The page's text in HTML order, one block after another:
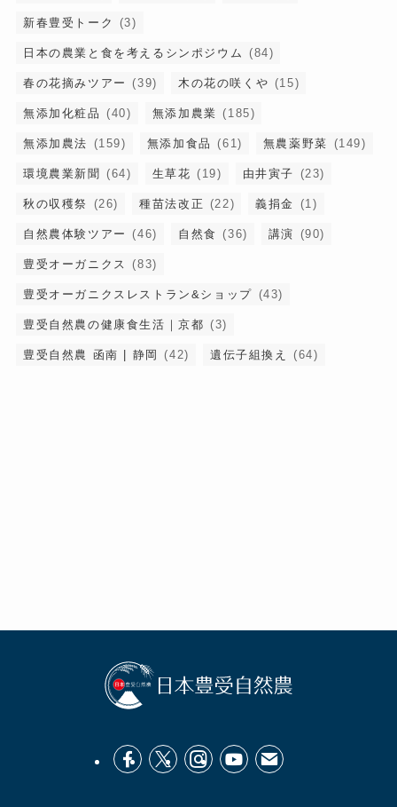
新春豊受トーク (3)
日本の農業と食を考えるシンポジウム (84)
春の花摘みツアー (39) 木の花の咲くや (15)
無添加化粧品 (40) 無添加農業 (185)
無添加農法 (159) 無添加食品 (61) 無農薬野菜 (149)
環境農業新聞 (64) 生草花 (19) 由井寅子 (23)
秋の収穫祭 (26) 種苗法改正 (22) 義捐金 (1)
自然農体験ツアー (46) 自然食 (36) 講演 (90)
豊受オーガニクス (83)
豊受オーガニクスレストラン&ショップ (43)
豊受自然農の健康食生活｜京都 (3)
豊受自然農 函南 | 静岡 (42) 遺伝子組換え (64)